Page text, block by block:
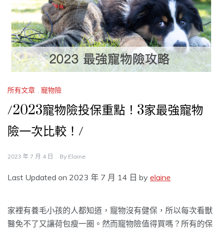
所有文章 , 寵物險
/2023寵物險投保重點！3家最強寵物
險一次比較！/
2023 年 7 月 4 日 By Elaine
Last Updated on 2023 年 7 月 14 日 by elaine
家裡有養毛小孩的人都知道，寵物沒有健保，所以每次看獸
醫免不了又讓荷包瘦一圈。然而寵物險值得買嗎？所有的保